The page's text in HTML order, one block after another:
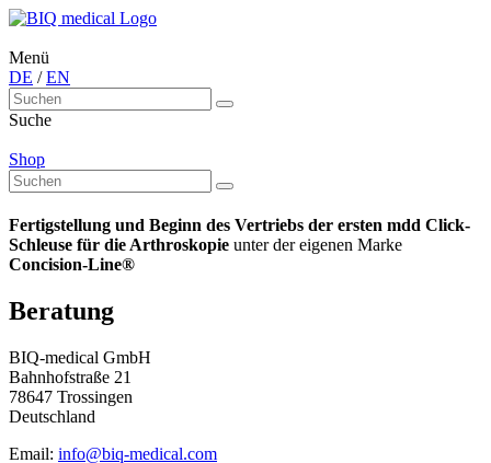
Menü
DE /EN
Suche
Shop
Fertigstellung und Beginn des Vertriebs der ersten mdd Click-
Schleuse für die Arthroskopie unter der eigenen Marke
Concision-Line®
Beratung
BIQ-medical GmbH
Bahnhofstraße 21
78647 Trossingen
Deutschland
Email: info@biq-medical.com